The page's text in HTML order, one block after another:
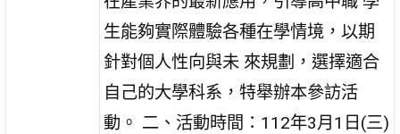
生能夠實際體驗各種在學情境，以期
針對個人性向與未 來規劃，選擇適合
自己的大學科系，特舉辦本參訪活
動。 二、活動時間：112年3月1日(三)